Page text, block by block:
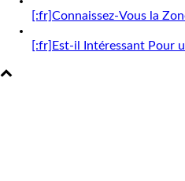
[:fr]Connaissez-Vous la
[:fr]Est-il Intéressant Pour